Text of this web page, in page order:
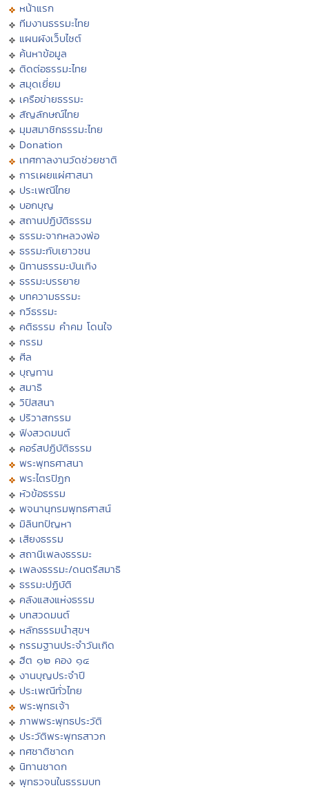
หน้าแรก
ทีมงานธรรมะไทย
แผนผังเว็บไซต์
ค้นหาข้อมูล
ติดต่อธรรมะไทย
สมุดเยี่ยม
เครือข่ายธรรมะ
สัญลักษณ์ไทย
มุมสมาชิกธรรมะไทย
Donation
เทศกาลงานวัดช่วยชาติ
การเผยแผ่ศาสนา
ประเพณีไทย
บอกบุญ
สถานปฏิบัติธรรม
ธรรมะจากหลวงพ่อ
ธรรมะกับเยาวชน
นิทานธรรมะบันเทิง
ธรรมะบรรยาย
บทความธรรมะ
กวีธรรมะ
คติธรรม คำคม โดนใจ
กรรม
ศีล
บุญทาน
สมาธิ
วิปัสสนา
ปริวาสกรรม
ฟังสวดมนต์
คอร์สปฏิบัติธรรม
พระพุทธศาสนา
พระไตรปิฏก
หัวข้อธรรม
พจนานุกรมพุทธศาสน์
มิลินทปัญหา
เสียงธรรม
สถานีเพลงธรรมะ
เพลงธรรมะ/ดนตรีสมาธิ
ธรรมะปฏิบัติ
คลังแสงแห่งธรรม
บทสวดมนต์
หลักธรรมนำสุขฯ
กรรมฐานประจำวันเกิด
ฮีต ๑๒ คอง ๑๔
งานบุญประจำปี
ประเพณีทั่วไทย
พระพุทธเจ้า
ภาพพระพุทธประวัติ
ประวัติพระพุทธสาวก
ทศชาติชาดก
นิทานชาดก
พุทธวจนในธรรมบท